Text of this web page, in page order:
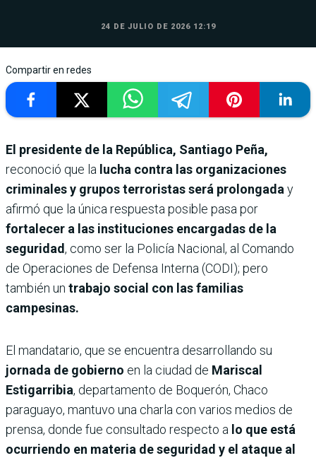
24 DE JULIO DE 2026 12:19
Compartir en redes
El presidente de la República, Santiago Peña,
reconoció que la lucha contra las organizaciones
criminales y grupos terroristas será prolongada y
afirmó que la única respuesta posible pasa por
fortalecer a las instituciones encargadas de la
seguridad, como ser la Policía Nacional, al Comando
de Operaciones de Defensa Interna (CODI); pero
también un trabajo social con las familias
campesinas.
El mandatario, que se encuentra desarrollando su
jornada de gobierno en la ciudad de Mariscal
Estigarribia, departamento de Boquerón, Chaco
paraguayo, mantuvo una charla con varios medios de
prensa, donde fue consultado respecto a lo que está
ocurriendo en materia de seguridad y el ataque al